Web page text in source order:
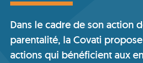
Dans le cadre de son action
parentalité, la Covati
actions qui bénéficient aux